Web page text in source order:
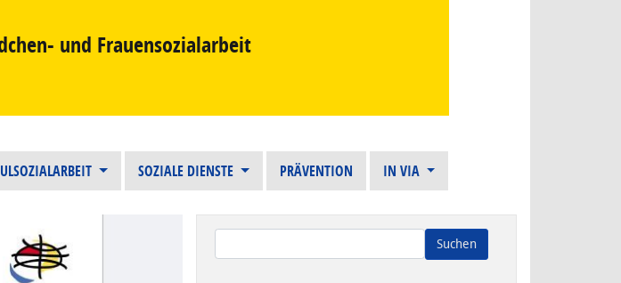
und Frauensozialarbeit
SOZIALE DIENSTE PRÄVENTION IN VIA